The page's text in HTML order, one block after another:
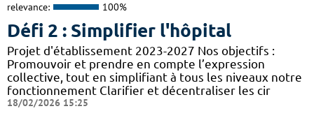
relevance: 100%
Défi 2 : Simplifier l'hôpital
Projet d'établissement 2023-2027 Nos objectifs :
Promouvoir et prendre en compte l’expression
collective, tout en simplifiant à tous les niveaux notre
fonctionnement Clarifier et décentraliser les cir
18/02/2026 15:25